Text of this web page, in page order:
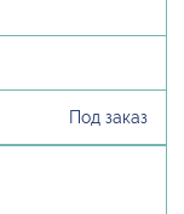
Под заказ